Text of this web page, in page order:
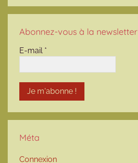
Abonnez-vous à la newsletter
E-mail *
Méta
Connexion